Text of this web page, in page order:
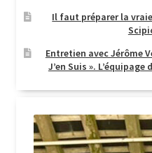
Il faut préparer la
Entretien avec Jérôme
J’en Suis ».